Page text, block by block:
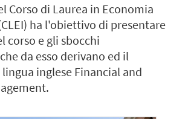
Corso di Laurea in Economia
ha l'obiettivo di presentare
corso e gli sbocchi
da esso derivano ed il
inglese Financial and